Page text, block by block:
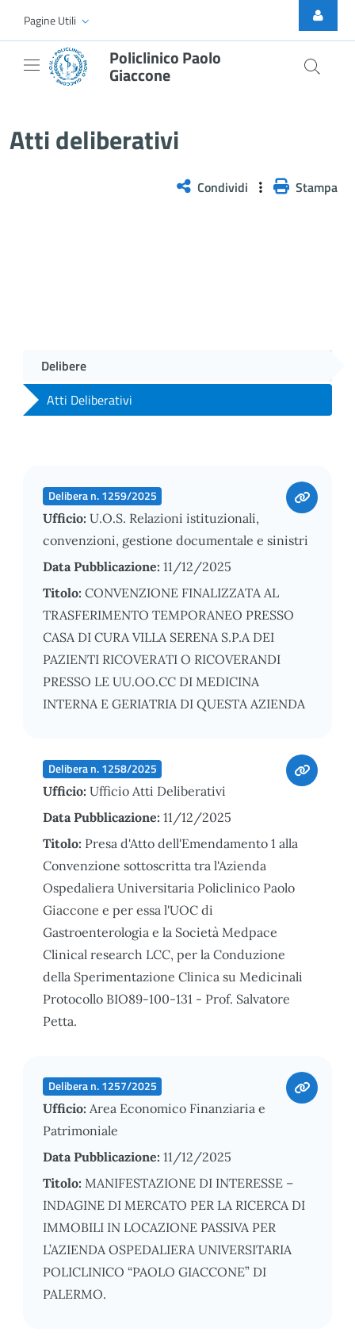
Skip to Main Content
Pagine Utili
Policlinico Paolo
Giaccone
Atti deliberativi
Condividi Stampa
Delibere
Atti Deliberativi
Delibera n. 1259/2025
Ufficio: U.O.S. Relazioni istituzionali,
convenzioni, gestione documentale e sinistri
Data Pubblicazione: 11/12/2025
Titolo: CONVENZIONE FINALIZZATA AL
TRASFERIMENTO TEMPORANEO PRESSO
CASA DI CURA VILLA SERENA S.P.A DEI
PAZIENTI RICOVERATI O RICOVERANDI
PRESSO LE UU.OO.CC DI MEDICINA
INTERNA E GERIATRIA DI QUESTA AZIENDA
Delibera n. 1258/2025
Ufficio: Ufficio Atti Deliberativi
Data Pubblicazione: 11/12/2025
Titolo: Presa d'Atto dell'Emendamento 1 alla
Convenzione sottoscritta tra l'Azienda
Ospedaliera Universitaria Policlinico Paolo
Giaccone e per essa l'UOC di
Gastroenterologia e la Società Medpace
Clinical research LCC, per la Conduzione
della Sperimentazione Clinica su Medicinali
Protocollo BIO89-100-131 - Prof. Salvatore
Petta.
Delibera n. 1257/2025
Ufficio: Area Economico Finanziaria e
Patrimoniale
Data Pubblicazione: 11/12/2025
Titolo: MANIFESTAZIONE DI INTERESSE –
INDAGINE DI MERCATO PER LA RICERCA DI
IMMOBILI IN LOCAZIONE PASSIVA PER
L’AZIENDA OSPEDALIERA UNIVERSITARIA
POLICLINICO “PAOLO GIACCONE” DI
PALERMO.